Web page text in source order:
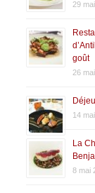
29
goût
26
14
La
8 mai